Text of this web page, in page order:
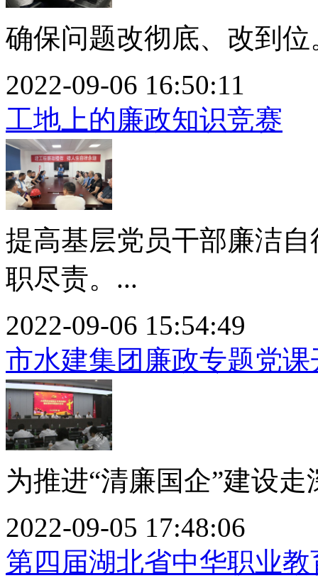
确保问题改彻底、改到位
2022-09-06 16:50:11
工地上的廉政知识竞赛
提高基层党员干部廉洁
职尽责。...
2022-09-06 15:54:49
市水建集团廉政专题党
为推进“清廉国企”建设
2022-09-05 17:48:06
第四届湖北省中华职业